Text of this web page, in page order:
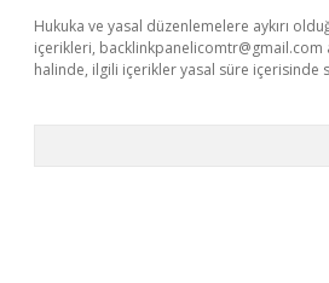
Hukuka ve yasal düzenlemelere aykırı
içerikleri, backlinkpanelicomtr@gmail.com
halinde, ilgili içerikler yasal süre içerisinde